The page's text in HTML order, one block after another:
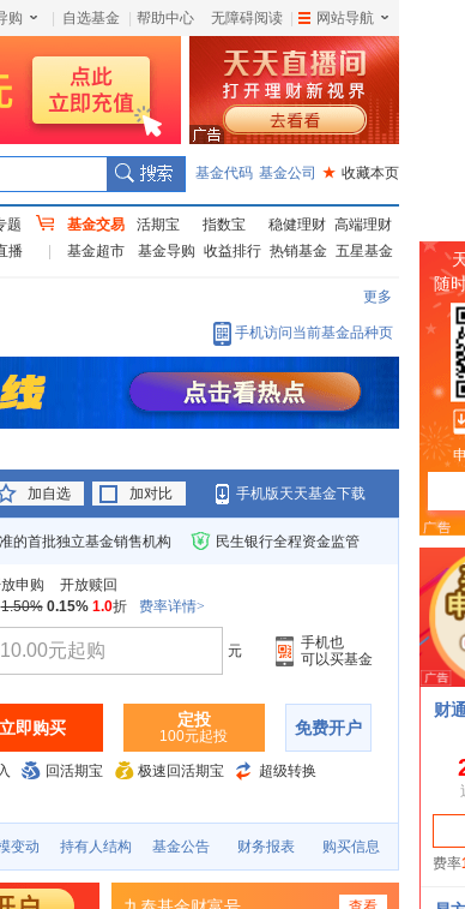
购 自选基金 帮助中心 无障碍阅读 网站导航
基金代码 基金公司 ★ 收藏本页
题
播
基金交易 活期宝 指数宝 稳健理财 高端理财
基金超市
基金导购 收益排行 热销基金 五星基金
更多
手机访问当前基金品种页
加自选 加对比 手机版天天基金下载
的首批独立基金销售机构 民生银行全程资金监管
申购
开放赎回
1.50% 0.15% 1.0折 费率详情>
元
手机也
可以买基金
立即购买 定投
100元起投 免费开户
回活期宝 极速回活期宝 超级转换
变动 持有人结构 基金公告 财务报表 购买信息